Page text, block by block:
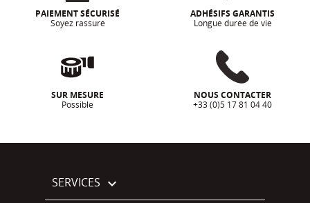
PAIEMENT SÉCURISÉ
Soyez rassuré
ADHÉSIFS GARANTIS
Longue durée de vie
SUR MESURE
Possible
NOUS CONTACTER
+33 (0)5 17 81 04 40
SERVICES 